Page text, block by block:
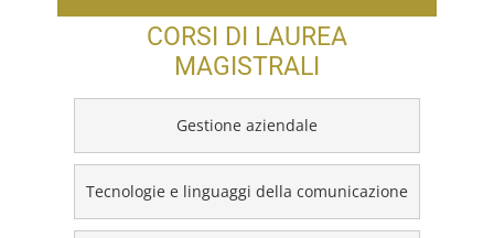
CORSI DI LAUREA
MAGISTRALI
Gestione aziendale
Tecnologie e linguaggi della comunicazione